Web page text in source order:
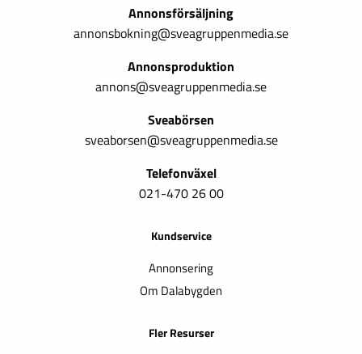
Annonsförsäljning
annonsbokning@sveagruppenmedia.se
Annonsproduktion
annons@sveagruppenmedia.se
Sveabörsen
sveaborsen@sveagruppenmedia.se
Telefonväxel
021-470 26 00
Kundservice
Annonsering
Om Dalabygden
Fler Resurser